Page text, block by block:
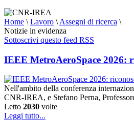
Home \ Lavoro \ Assegni di ricerca \
Notizie in evidenza
Sottoscrivi questo feed RSS
IEEE MetroAeroSpace 2026:
Nell'ambito della conferenza
CNR-IREA, e Stefano Perna,
Letto 2030 volte
Leggi tutto...